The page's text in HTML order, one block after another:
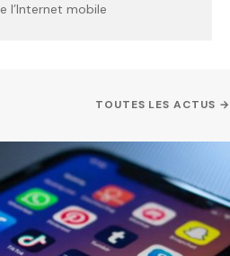
l’Internet mobile
TOUTES LES ACTUS →